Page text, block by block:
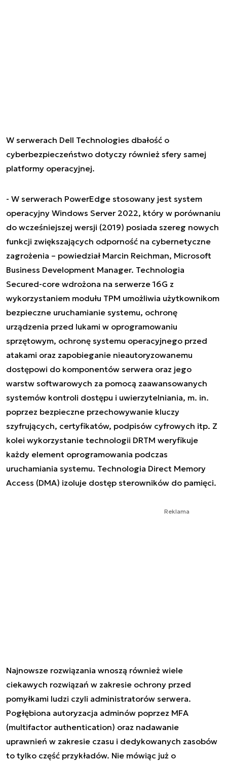
W serwerach Dell Technologies dbałość o
cyberbezpieczeństwo dotyczy również sfery samej
platformy operacyjnej.
- W serwerach PowerEdge stosowany jest system
operacyjny Windows Server 2022, który w porównaniu
do wcześniejszej wersji (2019) posiada szereg nowych
funkcji zwiększających odporność na cybernetyczne
zagrożenia – powiedział Marcin Reichman, Microsoft
Business Development Manager. Technologia
Secured-core wdrożona na serwerze 16G z
wykorzystaniem modułu TPM umożliwia użytkownikom
bezpieczne uruchamianie systemu, ochronę
urządzenia przed lukami w oprogramowaniu
sprzętowym, ochronę systemu operacyjnego przed
atakami oraz zapobieganie nieautoryzowanemu
dostępowi do komponentów serwera oraz jego
warstw softwarowych za pomocą zaawansowanych
systemów kontroli dostępu i uwierzytelniania, m. in.
poprzez bezpieczne przechowywanie kluczy
szyfrujących, certyfikatów, podpisów cyfrowych itp. Z
kolei wykorzystanie technologii DRTM weryfikuje
każdy element oprogramowania podczas
uruchamiania systemu. Technologia Direct Memory
Access (DMA) izoluje dostęp sterowników do pamięci.
Reklama
Najnowsze rozwiązania wnoszą również wiele
ciekawych rozwiązań w zakresie ochrony przed
pomyłkami ludzi czyli administratorów serwera.
Pogłębiona autoryzacja adminów poprzez MFA
(multifactor authentication) oraz nadawanie
uprawnień w zakresie czasu i dedykowanych zasobów
to tylko część przykładów. Nie mówiąc już o